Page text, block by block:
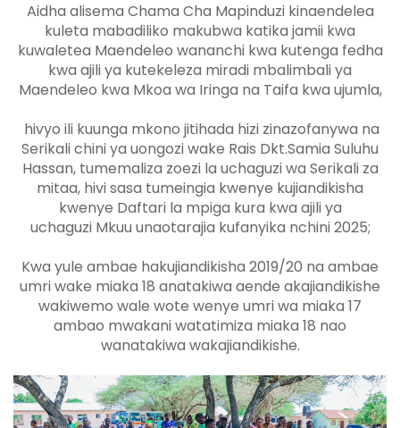
Aidha alisema Chama Cha Mapinduzi kinaendelea
kuleta mabadiliko makubwa katika jamii kwa
kuwaletea Maendeleo wananchi kwa kutenga fedha
kwa ajili ya kutekeleza miradi mbalimbali ya
Maendeleo kwa Mkoa wa Iringa na Taifa kwa ujumla,
hivyo ili kuunga mkono jitihada hizi zinazofanywa na
Serikali chini ya uongozi wake Rais Dkt.Samia Suluhu
Hassan, tumemaliza zoezi la uchaguzi wa Serikali za
mitaa, hivi sasa tumeingia kwenye kujiandikisha
kwenye Daftari la mpiga kura kwa ajili ya
uchaguzi Mkuu unaotarajia kufanyika nchini 2025;
Kwa yule ambae hakujiandikisha 2019/20 na ambae
umri wake miaka 18 anatakiwa aende akajiandikishe
wakiwemo wale wote wenye umri wa miaka 17
ambao mwakani watatimiza miaka 18 nao
wanatakiwa wakajiandikishe.